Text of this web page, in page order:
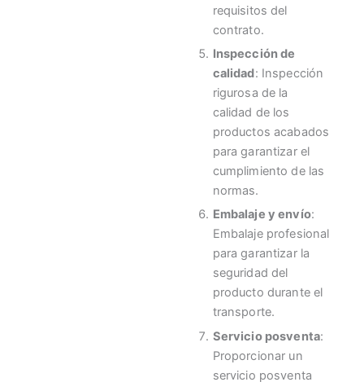
requisitos del
contrato.
Inspección de
calidad: Inspección
rigurosa de la
calidad de los
productos acabados
para garantizar el
cumplimiento de las
normas.
Embalaje y envío:
Embalaje profesional
para garantizar la
seguridad del
producto durante el
transporte.
Servicio posventa:
Proporcionar un
servicio posventa